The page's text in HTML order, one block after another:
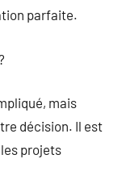
parfaite.
mais
décision. Il est
projets